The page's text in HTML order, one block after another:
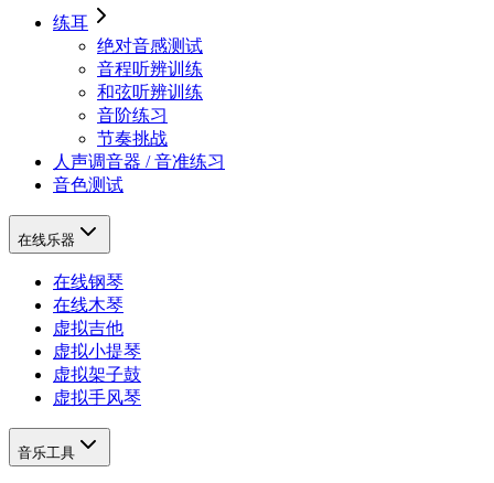
练耳
绝对音感测试
音程听辨训练
和弦听辨训练
音阶练习
节奏挑战
人声调音器 / 音准练习
音色测试
在线乐器
在线钢琴
在线木琴
虚拟吉他
虚拟小提琴
虚拟架子鼓
虚拟手风琴
音乐工具